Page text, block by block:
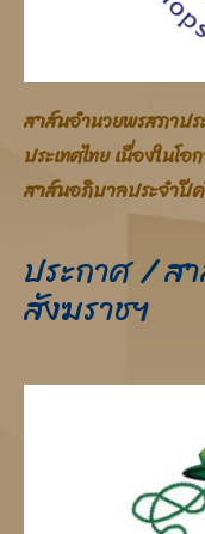
สาส์นอภิบาลสภาประ
ประเทศไทย โอกาสส
ประกาศ / ส
สังฆราชฯ